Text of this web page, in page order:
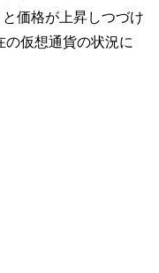
価格が上昇しつづけ
仮想通貨の状況に